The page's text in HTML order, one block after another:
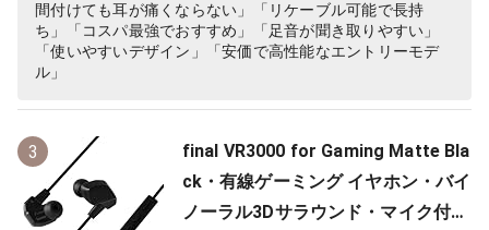
スニング レコーディング 録音…
間付けても耳が痛くならない」「リケーブル可能で長持
ち」「コスパ最強でおすすめ」「足音が聞き取りやすい」
「使いやすいデザイン」「安価で高性能なエントリーモデ
ル」
3
final VR3000 for Gaming Matte Bla
ck・有線ゲーミング イヤホン・バイ
ノーラル3Dサラウンド・マイク付き